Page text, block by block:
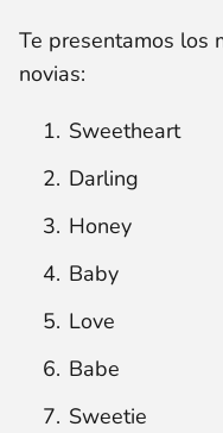
Te presentamos los
novias:
Sweetheart
Darling
Honey
Baby
Love
Babe
Sweetie